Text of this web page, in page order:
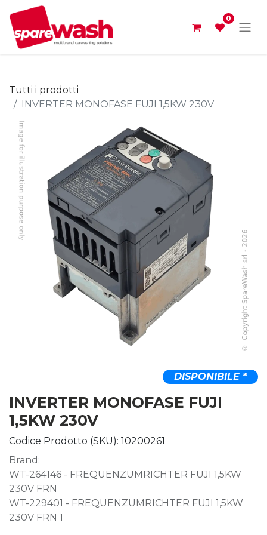
0
Tutti i prodotti
INVERTER MONOFASE FUJI 1,5KW 230V
DISPONIBILE *
INVERTER MONOFASE FUJI
1,5KW 230V
Codice Prodotto (SKU): 10200261
Brand:
WT-264146 - FREQUENZUMRICHTER FUJI 1,5KW
230V FRN
WT-229401 - FREQUENZUMRICHTER FUJI 1,5KW
230V FRN 1